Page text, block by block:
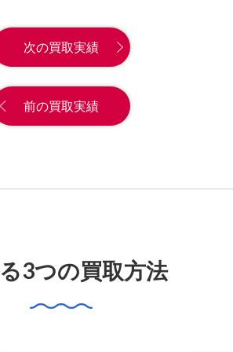
次の買取実績
前の買取実績
3つの買取方法